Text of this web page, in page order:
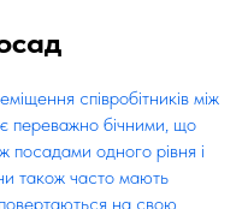
співробітників між
є переважно бічними, що
посадами одного рівня і
також часто мають
на свою